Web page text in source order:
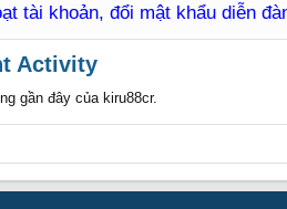
tài khoản, đổi mật khẩu diễn
Activity
gần đây của kiru88cr.